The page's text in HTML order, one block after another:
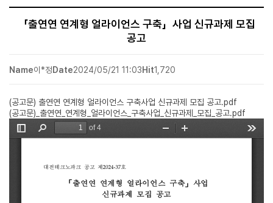
「출연연 연계형 얼라이언스 구축」사업 신규과제 모집
공고
Name이*정Date2024/05/21 11:03Hit1,720
(공고문) 출연연 연계형 얼라이언스 구축사업 신규과제 모집 공고.pdf
(공고문)_출연연_연계형_얼라이언스_구축사업_신규과제_모집_공고.pdf